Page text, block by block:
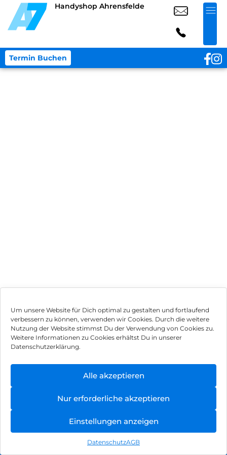
Um unsere Website für Dich optimal zu gestalten und fortlaufend
verbessern zu können, verwenden wir Cookies. Durch die weitere
Nutzung der Website stimmst Du der Verwendung von Cookies zu.
Weitere Informationen zu Cookies erhältst Du in unserer
Datenschutzerklärung.
Alle akzeptieren
Nur erforderliche akzeptieren
Einstellungen anzeigen
DatenschutzAGB
Handyshop Ahrensfelde
Termin Buchen
Impressum
Hinweis zur Batterieentsorgung
Newsletter
, Brodos AG – All Rights Reserved.